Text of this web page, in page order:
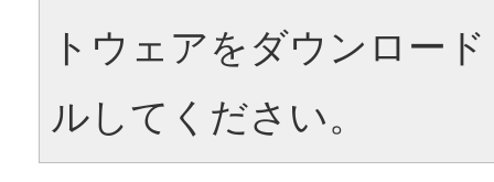
トウェアをダウンロー
ルしてください。